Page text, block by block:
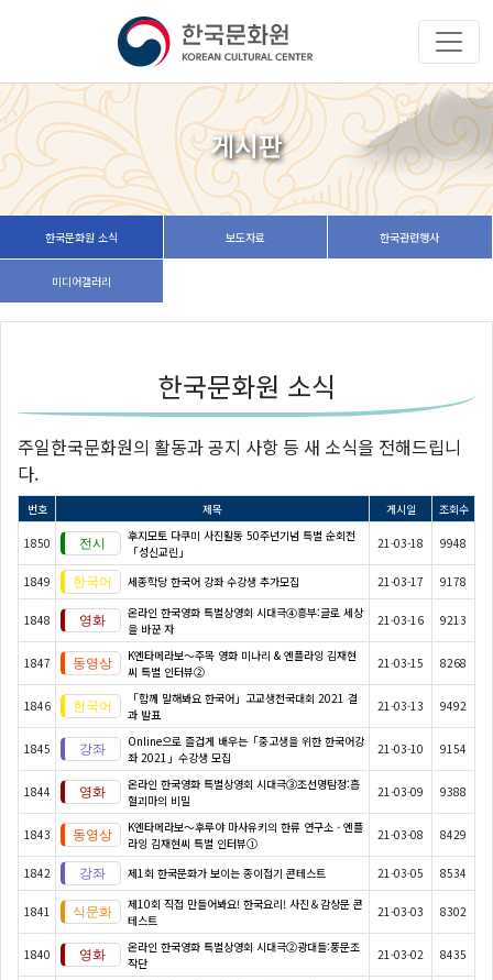
게시판
한국문화원 소식 보도자료 한국관련행사
미디어갤러리
한국문화원 소식
주일한국문화원의 활동과 공지 사항 등 새 소식을 전해드립니
다.
번호 제목 게시일 조회수
1850
후지모토 다쿠미 사진활동 50주년기념 특별 순회전
「성신교린」
21-03-18 9948
1849 세종학당 한국어 강좌 수강생 추가모집 21-03-17 9178
1848
온라인 한국영화 특별상영회 시대극④흥부:글로 세상
을 바꾼 자
21-03-16 9213
1847
K엔타메라보～주목 영화 미나리 & 엔플라잉 김재현
씨 특별 인터뷰②
21-03-15 8268
1846
「함께 말해봐요 한국어」고교생전국대회 2021 결
과 발표
21-03-13 9492
1845
Online으로 즐겁게 배우는「중고생을 위한 한국어강
좌 2021」수강생 모집
21-03-10 9154
1844
온라인 한국영화 특별상영회 시대극③조선명탐정:흡
혈괴마의 비밀
21-03-09 9388
1843
K엔타메라보～후루야 마사유키의 한류 연구소 - 엔플
라잉 김재현씨 특별 인터뷰①
21-03-08 8429
1842 제1회 한국문화가 보이는 종이접기 콘테스트 21-03-05 8534
1841
제10회 직접 만들어봐요! 한국요리! 사진＆감상문 콘
테스트
21-03-03 8302
1840
온라인 한국영화 특별상영회 시대극②광대들:풍문조
작단
21-03-02 8435